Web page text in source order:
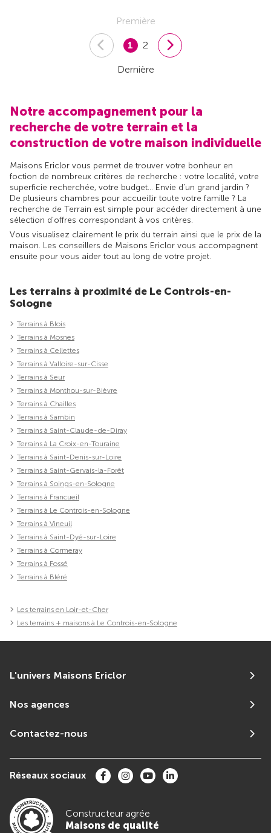
Première
1 2
Dernière
Notre accompagnement pour la
recherche de votre terrain et la
construction de votre maison individuelle
Maisons Ericlor vous permet de trouver votre bonheur en
foction de nombreux critères de recherche : votre localité, votre
superficie recherchée, votre budget... Envie d'un grand jardin ?
De plusieurs chambres pour accueillir toute votre famille ? La
recherche de Terrain est simple pour accéder directement à une
sélection d'offres correspondant à vos critères.
Vous visualisez clairement le prix du terrain ainsi que le prix de la
maison. Les conseillers de Maisons Ericlor vous accompagnent
ensuite pour vous aider tout au long de votre projet.
Les terrains à proximité de Le Controis-en-
Sologne
Terrains à Blois
Terrains à Mosnes
Terrains à Cellettes
Terrains à Valloire-sur-Cisse
Terrains à Seur
Terrains à Monthou-sur-Bièvre
Terrains à Chailles
Terrains à Sambin
Terrains à Saint-Claude-de-Diray
Terrains à La Croix-en-Touraine
Terrains à Saint-Denis-sur-Loire
Terrains à Saint-Gervais-la-Forêt
Terrains à Soings-en-Sologne
Terrains à Francueil
Terrains à Le Controis-en-Sologne
Terrains à Vineuil
Terrains à Saint-Dyé-sur-Loire
Terrains à Cormeray
Terrains à Fossé
Terrains à Bléré
Les terrains en Loir-et-Cher
Les terrains + maisons à Le Controis-en-Sologne
L'univers Maisons Ericlor
Nos agences
Contactez-nous
Réseaux sociaux
Constructeur agrée
Maisons de qualité